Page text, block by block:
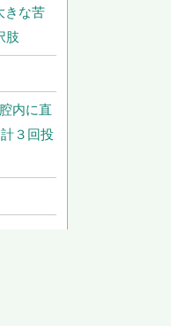
きな苦
肢
内に直
３回投